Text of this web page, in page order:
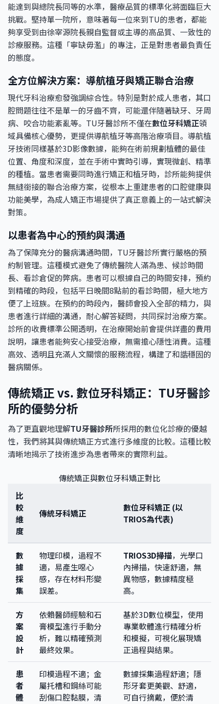
能達到與總院長同等的水準，醫療品質的標準化將面臨巨大
挑戰。堅持單一院所，意味著每一位來到TU的患者，都能
夠享受到由徐宰源院長親自監督或主導的高品質、一致性的
診療服務。這種「寧缺毋濫」的專注，正是對患者最負責任
的態度。
全方位解決方案：導航植牙與矯正聯合治療
現代牙科治療愈發強調綜合性。特別是對於成人患者，其口
腔問題往往不是單一的牙齒不齊，可能還伴隨著缺牙、牙周
病、咬合功能紊亂等。TU牙醫診所不僅在數位牙科矯正領
域具備核心優勢，更提供導航植牙等高階治療項目。導航植
牙技術同樣基於3D影像數據，能夠在術前規劃植體的最佳
位置、角度和深度，並在手術中實時引導，實現微創、精準
的種植。當患者需要同時進行矯正和植牙時，診所能夠提供
無縫銜接的聯合治療方案，從根本上重建患者的口腔健康與
功能美學，為成人矯正市場提供了真正意義上的一站式解決
對策。
以患者為中心的預約與溝通
為了保障充分的醫病溝通時間，TU牙醫診所實行嚴格的預
約制管理。這種模式避免了傳統醫院人滿為患、候診時間
長、看診倉促的弊病。患者可以根據自己的時間安排，預約
到精確的時段，包括平日晚間8點前的看診時間，極大地方
便了上班族。在預約的時段內，醫師會投入全部的精力，與
患者進行詳細的溝通，耐心解答疑問，共同探討治療方案。
診所的收費標準公開透明，在治療開始前會提供詳盡的費用
說明，讓患者能夠安心接受治療，無需擔心隱性消費。這種
高效、透明且充滿人文關懷的服務流程，構建了和諧穩固的
醫病關係。
傳統矯正 vs. 數位牙科矯正：TU牙醫診
所的優勢分析
為了更直觀地理解TU牙醫診所所採用的數位化診療的優越
性，我們將其與傳統矯正方式進行多維度的比較。這種比較
清晰地揭示了技術進步為患者帶來的實際利益。
傳統矯正與數位牙科矯正對比
比
較
維
度
傳統牙科矯正
數位牙科矯正 (以
TRIOS為代表)
數
據
採
集
物理印模，過程不
適，易產生噁心
感，存在材料形變
誤差。
TRIOS3D掃描，光學口
內掃描，快速舒適，無
異物感，數據精度極
高。
方
案
設
計
依賴醫師經驗和石
膏模型進行手動分
析，難以精確預測
最終效果。
基於3D數位模型，使用
專業軟體進行精確分析
和模擬，可視化展現矯
正過程與結果。
患
者
體
印模過程不適；金
屬托槽和鋼絲可能
刮傷口腔黏膜，清
數據採集過程舒適；隱
形牙套更美觀、舒適，
可自行摘戴，便於清